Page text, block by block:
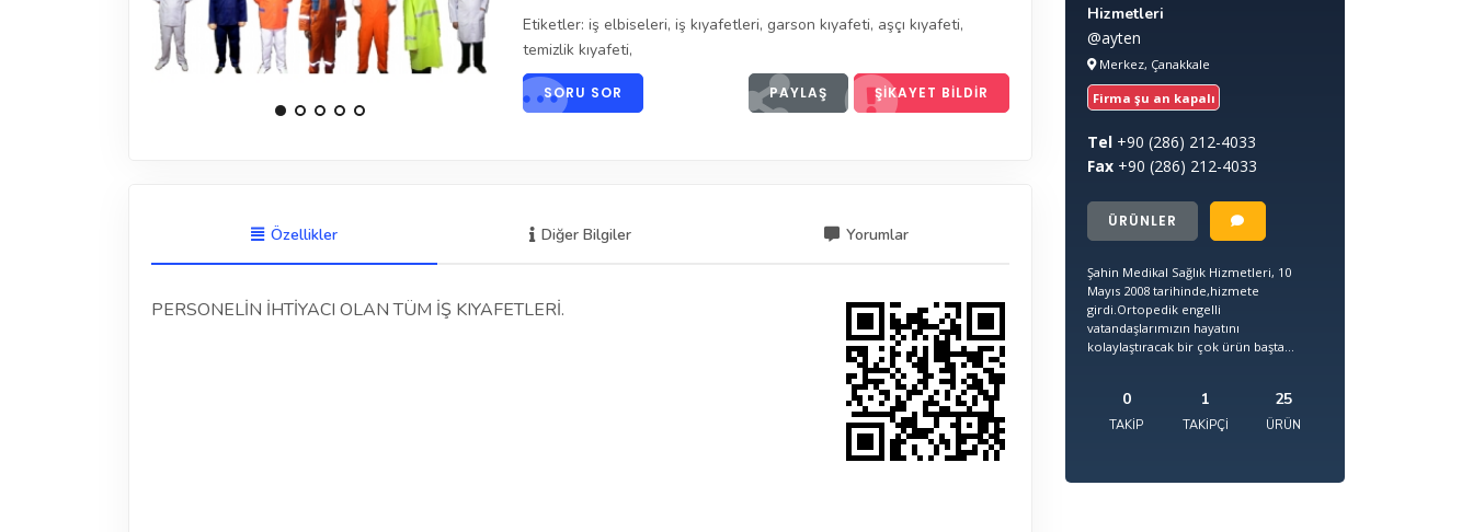
Etiketler: iş elbiseleri, iş kıyafetleri, garson kıyafeti, aşçı kıyafeti,
temizlik kıyafeti,
SORU SOR PAYLAŞ ŞIKAYET BILDIR
Özellikler Diğer Bilgiler Yorumlar
PERSONELİN İHTİYACI OLAN TÜM İŞ KIYAFETLERİ.
Hizmetleri
@ayten
Merkez, Çanakkale
Firma şu an kapalı
Tel +90 (286) 212-4033
Fax +90 (286) 212-4033
ÜRÜNLER
Şahin Medikal Sağlık Hizmetleri, 10
Mayıs 2008 tarihinde,hizmete
girdi.Ortopedik engelli
vatandaşlarımızın hayatını
kolaylaştıracak bir çok ürün başta...
0
TAKIP
1
TAKIPÇI
25
ÜRÜN